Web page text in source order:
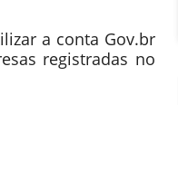
a conta Gov.br
registradas no